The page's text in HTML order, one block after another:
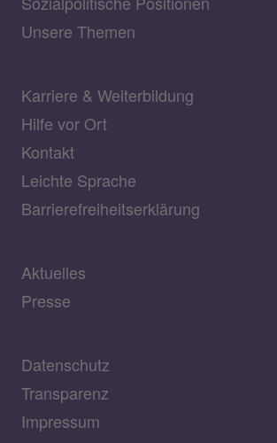
Unsere Themen
Karriere & Weiterbildung
Hilfe vor Ort
Kontakt
Leichte Sprache
Barrierefreiheitserklärung
Aktuelles
Presse
Datenschutz
Transparenz
Impressum